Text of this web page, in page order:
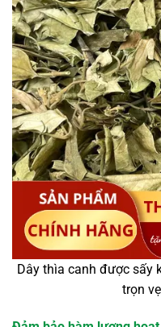
Dây thìa canh được sấy
trọn